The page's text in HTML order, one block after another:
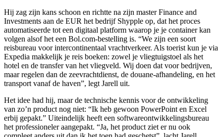
Hij zag zijn kans schoon en richtte na zijn master Finance and
Investments aan de EUR het bedrijf Shypple op, dat het proces
automatiseerde tot een digitaal platform waarop je je container kan
volgen alsof het een Bol.com-bestelling is. “We zijn een soort
reisbureau voor intercontinentaal vrachtverkeer. Als toerist kun je via
Expedia makkelijk je reis boeken: zowel je vliegtuigstoel als het
hotel en de transfer van het vliegveld. Wij doen dat voor bedrijven,
maar regelen dan de zeevrachtdienst, de douane-afhandeling, en het
transport vanaf de haven”, legt Jarell uit.
Het idee had hij, maar de technische kennis voor de ontwikkeling
van zo’n product nog niet: “Ik heb gewoon PowerPoint en Excel
erbij gepakt.” Uiteindelijk heeft een softwareontwikkelingsbureau
het professioneler aangepakt. “Ja, het product ziet er nu ook